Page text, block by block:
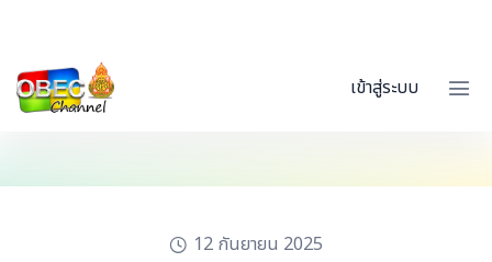
เข้าสู่ระบบ
12 กันยายน 2025